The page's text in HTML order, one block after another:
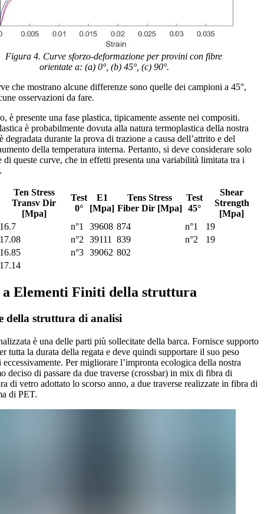
4. Curve sforzo-deformazione per provini con fibre
orientate a: (a) 0°, (b) 45°, (c) 90°.
che mostrano alcune differenze sono quelle dei campioni a 45°,
osservazioni da fare.
è presente una fase plastica, tipicamente assente nei compositi.
è probabilmente dovuta alla natura termoplastica della nostra
degradata durante la prova di trazione a causa dell’attrito e del
della temperatura interna. Pertanto, si deve considerare solo
di queste curve, che in effetti presenta una variabilità limitata tra i
Ten Stress
Transv Dir
[Mpa]
Test
0°
E1
[Mpa]
Tens Stress
Fiber Dir [Mpa]
Test
45°
Shear
Strength
[Mpa]
16.7
n°1 39608 874 n°1
19
17.08
n°2 39111 839 n°2
19
16.85
n°3 39062 802
17.14
Elementi Finiti della struttura
della struttura di analisi
è una delle parti più sollecitate della barca. Fornisce supporto
tutta la durata della regata e deve quindi supportare il suo peso
eccessivamente. Per migliorare l’impronta ecologica della nostra
deciso di passare da due traverse (crossbar) in mix di fibra di
di vetro adottato lo scorso anno, a due traverse realizzate in fibra di
di PET.